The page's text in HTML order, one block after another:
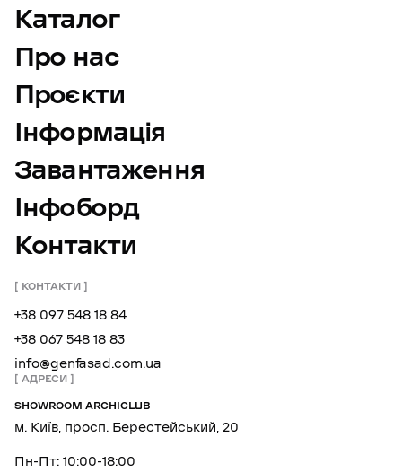
Каталог
Про нас
Проєкти
Інформація
Завантаження
Інфоборд
Контакти
КОНТАКТИ
+38 097 548 18 84
+38 067 548 18 83
info@genfasad.com.ua
АДРЕСИ
SHOWROOM ARCHICLUB
м. Київ, просп. Берестейський, 20
Пн-Пт: 10:00-18:00